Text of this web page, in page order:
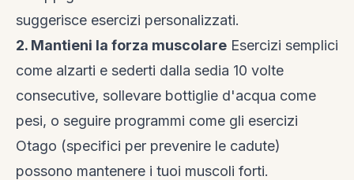
suggerisce esercizi personalizzati.
2. Mantieni la forza muscolare Esercizi semplici
come alzarti e sederti dalla sedia 10 volte
consecutive, sollevare bottiglie d'acqua come
pesi, o seguire programmi come gli esercizi
Otago (specifici per prevenire le cadute)
possono mantenere i tuoi muscoli forti.